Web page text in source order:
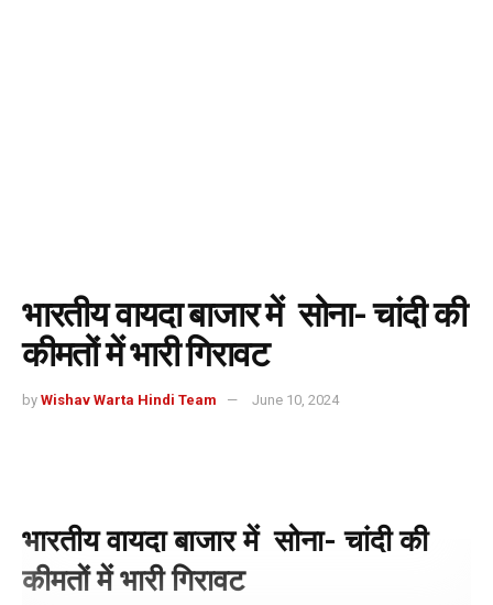
भारतीय वायदा बाजार में सोना- चांदी की
कीमतों में भारी गिरावट
by Wishav Warta Hindi Team June 10, 2024
भारतीय वायदा बाजार में सोना- चांदी की
कीमतों में भारी गिरावट